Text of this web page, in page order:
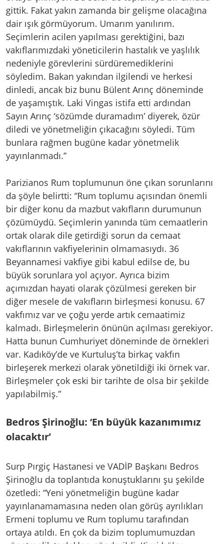
gittik. Fakat yakın zamanda bir gelişme olacağına
dair ışık görmüyorum. Umarım yanılırım.
Seçimlerin acilen yapılması gerektiğini, bazı
vakıflarımızdaki yöneticilerin hastalık ve yaşlılık
nedeniyle görevlerini sürdüremediklerini
söyledim. Bakan yakından ilgilendi ve herkesi
dinledi, ancak biz bunu Bülent Arınç döneminde
de yaşamıştık. Laki Vingas istifa etti ardından
Sayın Arınç ‘sözümde duramadım’ diyerek, özür
diledi ve yönetmeliğin çıkacağını söyledi. Tüm
bunlara rağmen bugüne kadar yönetmelik
yayınlanmadı.”
Parizianos Rum toplumunun öne çıkan sorunlarını
da şöyle belirtti: “Rum toplumu açısından önemli
bir diğer konu da mazbut vakıfların durumunun
çözümüydü. Seçimlerin yanında tüm cemaatlerin
ortak olarak dile getirdiği sorun da cemaat
vakıflarının vakfiyelerinin olmamasıydı. 36
Beyannamesi vakfiye gibi kabul edilse de, bu
büyük sorunlara yol açıyor. Ayrıca bizim
açımızdan hayati olarak çözülmesi gereken bir
diğer mesele de vakıfların birleşmesi konusu. 67
vakfımız var ve çoğu yerde artık cemaatimiz
kalmadı. Birleşmelerin önünün açılması gerekiyor.
Hatta bunun Cumhuriyet döneminde de örnekleri
var. Kadıköy’de ve Kurtuluş’ta birkaç vakfın
birleşerek merkezi olarak yönetildiği iki örnek var.
Birleşmeler çok eski bir tarihte de olsa bir şekilde
yapılabilmiş.”
Bedros Şirinoğlu: ‘En büyük kazanımımız
olacaktır’
Surp Pırgiç Hastanesi ve VADİP Başkanı Bedros
Şirinoğlu da toplantıda konuştuklarını şu şekilde
özetledi: “Yeni yönetmeliğin bugüne kadar
yayınlanamamasına neden olan görüş ayrılıkları
Ermeni toplumu ve Rum toplumu tarafından
ortaya atıldı. En çok da bizim toplumumuzdan